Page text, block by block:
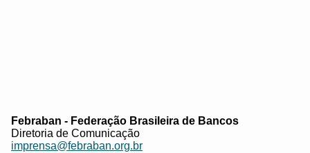
Febraban - Federação Brasileira de Bancos
Diretoria de Comunicação
imprensa@febraban.org.br